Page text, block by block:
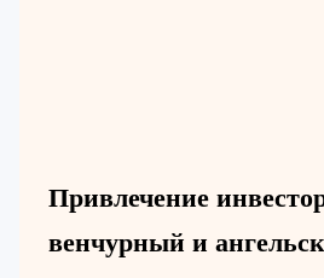
Привлечение
венчурный и